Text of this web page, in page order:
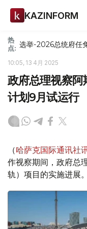
KAZINFORM
热
点: 选举-2026总统府任
10:05, 13 4月 2025
政府总理视察阿
计划9月试运行
（哈萨克国际通讯社
作视察期间，政府总
轨）项目的实施进展。